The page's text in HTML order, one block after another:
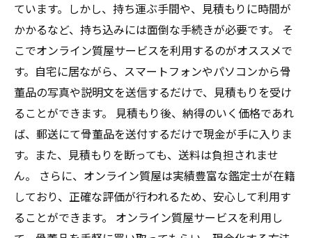
ています。しかし、持ち運ぶ手間や、見積もりに時間が
かかるなど、持ち込みには面倒な手続きが必要です。 そ
こでオンライン質屋サービスを利用するのがオススメで
す。自宅に居ながら、スマートフォンやパソコンから骨
董品の写真や説明文を送信するだけで、見積もりを受け
ることができます。 見積もり後、納得のいく価格であれ
ば、郵送にて骨董品を送付するだけで現金が手に入りま
す。また、見積もりを断っても、送料は負担されませ
ん。 さらに、オンライン質屋は実績豊富な鑑定士が在籍
しており、正確な評価が行われるため、安心して利用す
ることができます。 オンライン質屋サービスを利用し